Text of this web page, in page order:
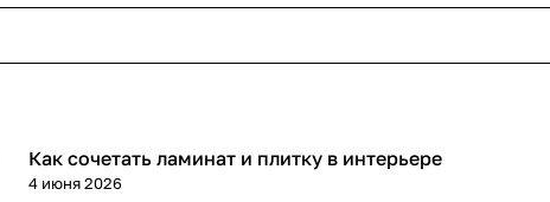
Напольные покрытия
Как сочетать ламинат и плитку в интерьере
4 июня 2026